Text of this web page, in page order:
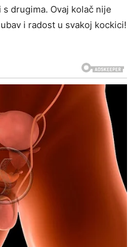
drugima. Ovaj kolač nije
i radost u svakoj kockici!